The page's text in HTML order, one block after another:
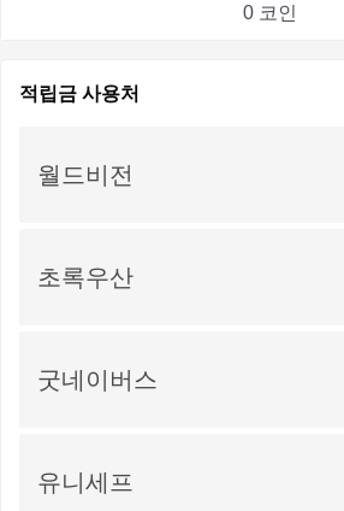
0 코인
적립금 사용처
월드비전
초록우산
굿네이버스
유니세프